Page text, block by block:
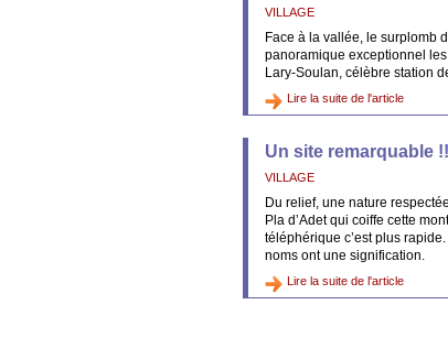
VILLAGE
Face à la vallée, le surplomb
panoramique exceptionnel
Lary-Soulan, célèbre station
Lire la suite de l'article
Un site remarquable
VILLAGE
Du relief, une nature
Pla d’Adet qui coiffe cette
téléphérique c’est plus
noms ont une signification.
Lire la suite de l'article